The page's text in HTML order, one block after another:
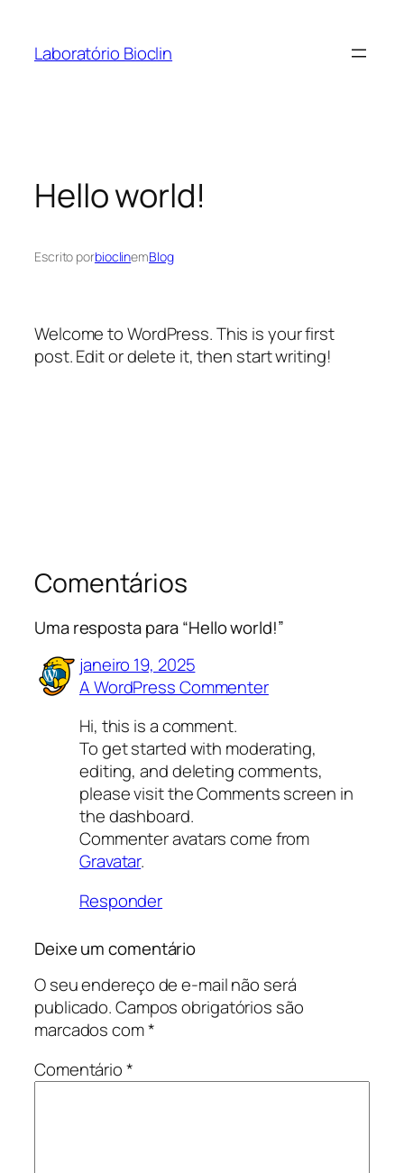
Laboratório Bioclin
Hello world!
Escrito porbioclinemBlog
Welcome to WordPress. This is your first
post. Edit or delete it, then start writing!
Comentários
Uma resposta para “Hello world!”
janeiro 19, 2025
A WordPress Commenter
Hi, this is a comment.
To get started with moderating,
editing, and deleting comments,
please visit the Comments screen in
the dashboard.
Commenter avatars come from
Gravatar.
Responder
Deixe um comentário
O seu endereço de e-mail não será
publicado.Campos obrigatórios são
marcados com*
Comentário*